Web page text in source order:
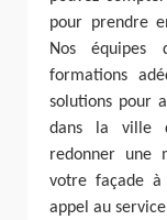
pour prendre
Nos équipes
formations
solutions pour
dans la ville
redonner une
votre façade à
appel au